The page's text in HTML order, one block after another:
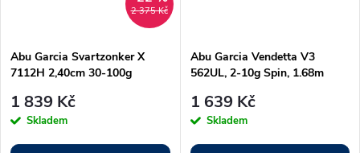
2 375 Kč
Abu Garcia Svartzonker X
7112H 2,40cm 30-100g
1 839 Kč
Skladem
Abu Garcia Vendetta V3
562UL, 2-10g Spin, 1.68m
1 639 Kč
Skladem